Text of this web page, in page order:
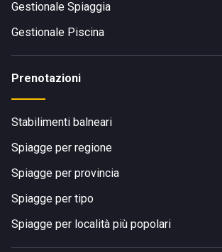
Gestionale Spiaggia
Gestionale Piscina
Prenotazioni
Stabilimenti balneari
Spiagge per regione
Spiagge per provincia
Spiagge per tipo
Spiagge per località più popolari